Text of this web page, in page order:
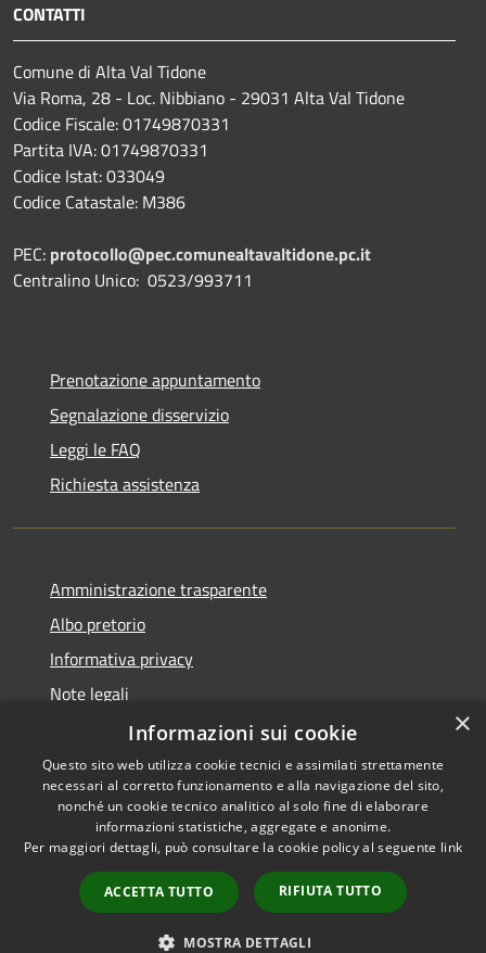
CONTATTI
Comune di Alta Val Tidone
Via Roma, 28 - Loc. Nibbiano - 29031 Alta Val Tidone
Codice Fiscale: 01749870331
Partita IVA: 01749870331
Codice Istat: 033049
Codice Catastale: M386
PEC: protocollo@pec.comunealtavaltidone.pc.it
Centralino Unico: 0523/993711
Prenotazione appuntamento
Segnalazione disservizio
Leggi le FAQ
Richiesta assistenza
Amministrazione trasparente
Albo pretorio
Informativa privacy
Note legali
Dichiarazione di accessibilità
RSS
Accessibilità
Copyright © 2026 • Comune di
Municipium•
Accesso
redazione
×
Informazioni sui cookie
Questo sito web utilizza cookie tecnici e assimilati strettamente
necessari al corretto funzionamento e alla navigazione del sito,
nonché un cookie tecnico analitico al solo fine di elaborare
informazioni statistiche, aggregate e anonime.
Per maggiori dettagli, può consultare la cookie policy al seguente link
ACCETTA TUTTO RIFIUTA TUTTO
MOSTRA DETTAGLI